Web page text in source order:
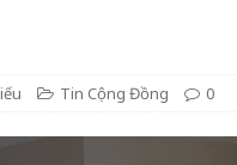
Tin Cộng Đồng 0